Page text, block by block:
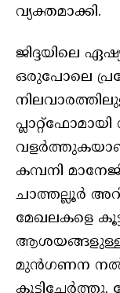
വ്യക്തമാക്കി.
ജിദ്ദയിലെ
ഒരുപോലെ
കമ്പനി
ചാത്തല്ലൂർ
മേഖലകളെ
ആശയങ്ങളുള്ള
മുൻഗണന